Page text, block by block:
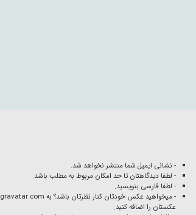
- نشانی ایمیل شما منتشر نخواهد شد.
- لطفا دیدگاهتان تا حد امکان مربوط به مطلب باشد.
- لطفا فارسی بنویسید.
- میخواهید عکس خودتان کنار نظرتان باشد؟ به gravatar.com
عکستان را اضافه کنید.